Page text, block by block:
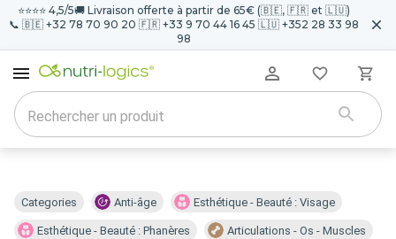
⭐️⭐️⭐️⭐️ 4,5/5🚚 Livraison offerte à partir de 65€ (🇧🇪, 🇫🇷 et 🇱🇺)
📞 🇧🇪 +32 78 70 90 20 🇫🇷 +33 9 70 44 16 45 🇱🇺 +352 28 33 98
98
Categories Anti-âge Esthétique - Beauté : Visage
Esthétique - Beauté : Phanères Articulations - Os - Muscles